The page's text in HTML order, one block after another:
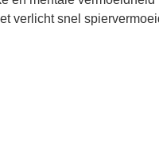
verlicht snel